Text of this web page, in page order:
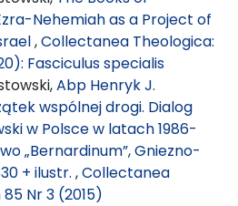
Nehemiah as a Project of
,Collectanea Theologica:
Fasciculus specialis
Abp Henryk J.
wspólnej drogi. Dialog
w Polsce w latach 1986-
„Bernardinum”, Gniezno-
+ ilustr. ,Collectanea
Nr 3 (2015)